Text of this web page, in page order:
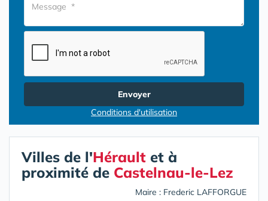
Envoyer
Conditions d'utilisation
Villes de l'Hérault et à
proximité de Castelnau-le-Lez
Maire : Frederic LAFFORGUE